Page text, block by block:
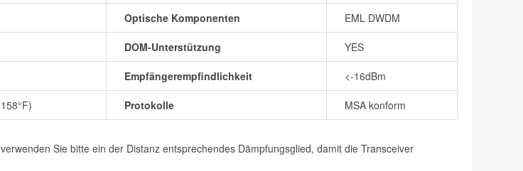
Optische Komponenten EML DWDM
DOM-Unterstützung YES
Empfängerempfindlichkeit <-16dBm
Protokolle MSA konform
Sie bitte ein der Distanz entsprechendes Dämpfungsglied, damit die Transceiver